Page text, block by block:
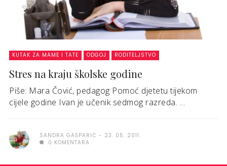
KUTAK ZA MAME I TATE ODGOJ RODITELJSTVO
Stres na kraju školske godine
Piše: Mara Čović, pedagog Pomoć djetetu tijekom
cijele godine Ivan je učenik sedmog razreda. ...
SANDRA GAŠPARIĆ
23. 05. 2011.
0 KOMENTARA